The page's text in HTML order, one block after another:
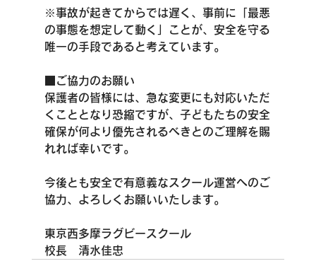
※事故が起きてからでは遅く、事前に「最悪
の事態を想定して動く」ことが、安全を守る
唯一の手段であると考えています。
■ご協力のお願い
保護者の皆様には、急な変更にも対応いただ
くこととなり恐縮ですが、子どもたちの安全
確保が何より優先されるべきとのご理解を賜
れれば幸いです。
今後とも安全で有意義なスクール運営へのご
協力、よろしくお願いいたします。
東京西多摩ラグビースクール
校長　清水佳忠